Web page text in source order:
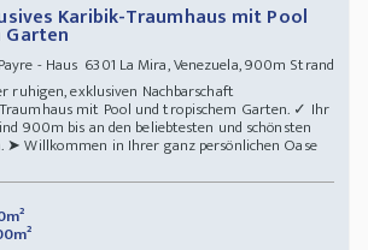
Karibik-Traumhaus mit Pool
- Haus 6301 La Mira, Venezuela, 900m Strand
ruhigen, exklusiven Nachbarschaft
mit Pool und tropischem Garten. ✓ Ihr
900m bis an den beliebtesten und schönsten
➤ Willkommen in Ihrer ganz persönlichen Oase